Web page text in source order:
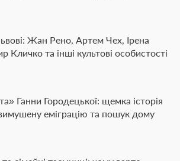
Жан Рено, Артем Чех, Ірена
Кличко та інші культові особистості
Ганни Городецької: щемка історія
еміграцію та пошук дому